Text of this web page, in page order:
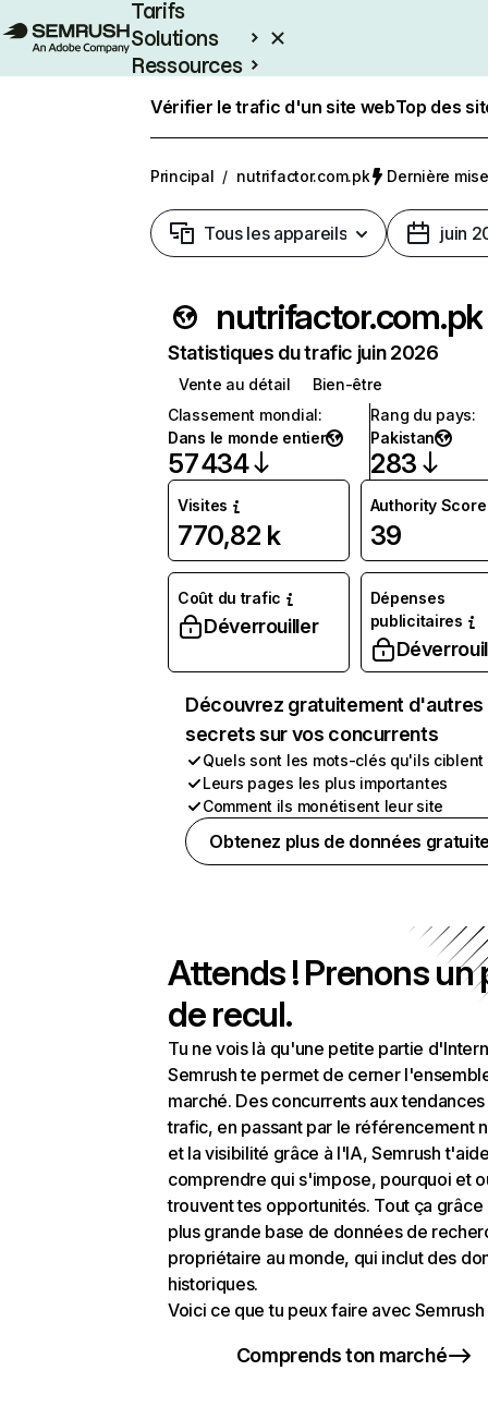
Tarifs
Solutions
Ressources
Vérifier le trafic d'un site webTop des
Principal / nutrifactor.com.pk Dernière
Tous les appareils juin
nutrifactor.com.pk
Statistiques du trafic juin 2026
Vente au détail
Bien-être
Classement mondial:
Dans le monde entier
57 434
Rang du pays:
Pakistan
283
Visites
770,82 k
Authority Score
39
Coût du trafic
Déverrouiller
Dépenses
publicitaires
Découvrez gratuitement d'autres
secrets sur vos concurrents
Quels sont les mots-clés qu'ils ciblent
Leurs pages les plus importantes
Comment ils monétisent leur site
Obtenez plus de données
Attends ! Prenons un
de recul.
Tu ne vois là qu'une petite partie
Semrush te permet de cerner
marché. Des concurrents aux
trafic, en passant par le référencement
et la visibilité grâce à l'IA, Semrush
comprendre qui s'impose, pourquoi et
trouvent tes opportunités. Tout ça grâce
plus grande base de données de
propriétaire au monde, qui inclut des
historiques.
Voici ce que tu peux faire avec Semrush
Comprends ton marché